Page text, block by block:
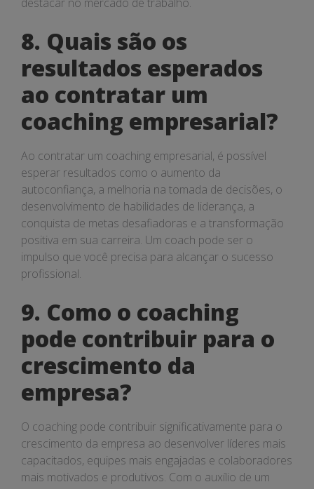
8. Quais são os
resultados esperados
ao contratar um
coaching empresarial?
Ao contratar um coaching empresarial, é possível
esperar resultados como o aumento da
autoconfiança, a melhoria na tomada de decisões, o
desenvolvimento de habilidades de liderança, a
conquista de metas desafiadoras e a transformação
positiva em sua carreira. Um coach pode ser o
impulso que você precisa para alcançar o sucesso
profissional.
9. Como o coaching
pode contribuir para o
crescimento da
empresa?
O coaching pode contribuir significativamente para o
crescimento da empresa ao desenvolver líderes mais
capacitados, equipes mais engajadas e colaboradores
mais motivados e produtivos. Com o auxílio de um